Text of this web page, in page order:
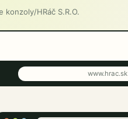
konzoly/HRáč S.R.O.
www.hrac.sk